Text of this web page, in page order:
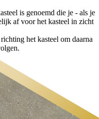
is genoemd die je - als je
af voor het kasteel in zicht
het kasteel om daarna